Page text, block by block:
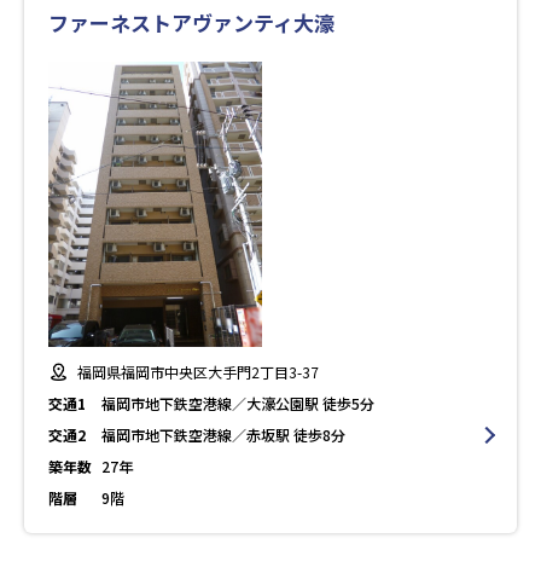
ファーネストアヴァンティ大濠
福岡県福岡市中央区大手門2丁目3-37
交通1
福岡市地下鉄空港線／大濠公園駅 徒歩5分
交通2
福岡市地下鉄空港線／赤坂駅 徒歩8分
築年数 27年
階層
9階